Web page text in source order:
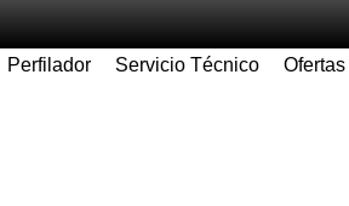
Perfilador Servicio Técnico Ofertas
Equipos